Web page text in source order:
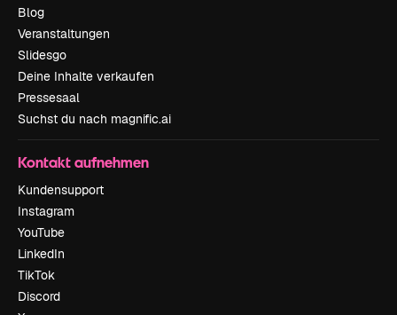
Blog
Veranstaltungen
Slidesgo
Deine Inhalte verkaufen
Pressesaal
Suchst du nach magnific.ai
Kontakt aufnehmen
Kundensupport
Instagram
YouTube
LinkedIn
TikTok
Discord